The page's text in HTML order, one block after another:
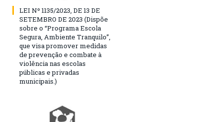
LEI Nº 1135/2023, DE 13 DE
SETEMBRO DE 2023 (Dispõe
sobre o “Programa Escola
Segura, Ambiente Tranquilo”,
que visa promover medidas
de prevenção e combate à
violência nas escolas
públicas e privadas
municipais.)